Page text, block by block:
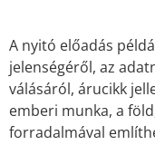
A nyitó előadás
jelenségéről, az
válásáról, árucikk
emberi munka, a
forradalmával